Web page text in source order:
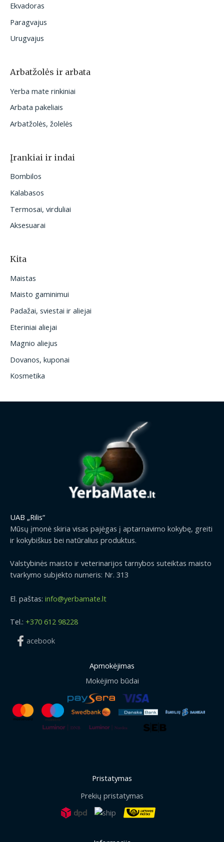
Ekvadoras
Paragvajus
Urugvajus
Arbatžolės ir arbata
Yerba mate rinkiniai
Arbata pakeliais
Arbatžolės, žolelės
Įrankiai ir indai
Bombilos
Kalabasos
Termosai, virduliai
Aksesuarai
Kita
Maistas
Maisto gaminimui
Padažai, sviestai ir aliejai
Eteriniai aliejai
Magnio aliejus
Dovanos, kuponai
Kosmetika
UAB „Rilis“
Mūsų įmonė skiria visas pajėgas į aptarnavimo kokybę, greiti
ir kokybiškus bei natūralius produktus.
Valstybinės maisto ir veterinarijos tarnybos suteiktas maisto
tvarkymo subjekto numeris: Nr. 313
El. paštas: info@yerbamate.lt
Tel.: +370 612 98228
acebook
Apmokėjimas
Mokėjimo būdai
Pristatymas
Prekių pristatymas